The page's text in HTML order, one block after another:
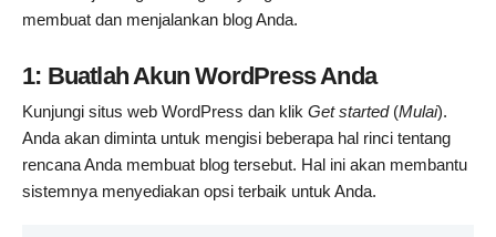
membuat dan menjalankan blog Anda.
1: Buatlah Akun WordPress Anda
Kunjungi situs web WordPress dan klik Get started (Mulai).
Anda akan diminta untuk mengisi beberapa hal rinci tentang
rencana Anda membuat blog tersebut. Hal ini akan membantu
sistemnya menyediakan opsi terbaik untuk Anda.